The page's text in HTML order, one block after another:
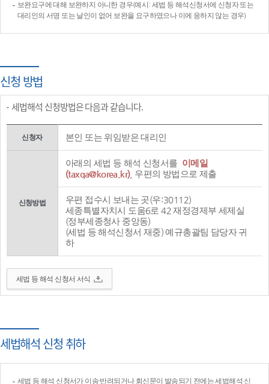
보완요구에 대해 보완하지 아니한 경우(예시: 세법 등 해석신청서에 신청자 또는
대리인의 서명 또는 날인이 없어 보완을 요구하였으나 이에 응하지 않는 경우)
신청 방법
세법해석 신청방법은 다음과 같습니다.
신청자 본인 또는 위임받은 대리인
신청방법
아래의 세법 등 해석 신청서를 이메일
(taxqa@korea.kr), 우편의 방법으로 제출
우편 접수시 보내는 곳(우:30112)
세종특별자치시 도움6로 42 재정경제부 세제실
(정부세종청사 중앙동)
(세법 등 해석신청서 재중) 예규총괄팀 담당자 귀
하
세법 등 해석 신청서 서식
세법해석 신청 취하
세법 등 해석 신청서가 이송·반려되거나 회신문이 발송되기 전에는 세법해석 신